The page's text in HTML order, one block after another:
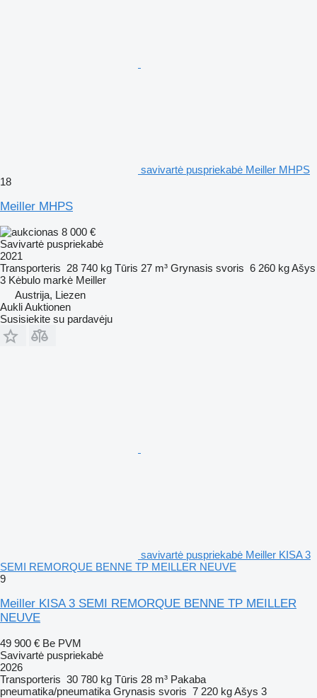
savivartė puspriekabė Meiller MHPS
18
Meiller MHPS
8 000 €
Savivartė puspriekabė
2021
Transporteris 28 740 kg Tūris 27 m³ Grynasis svoris 6 260 kgAšys
3 Kėbulo markė Meiller
Austrija, Liezen
Aukli Auktionen
Susisiekite su pardavėju
savivartė puspriekabė Meiller KISA 3
SEMI REMORQUE BENNE TP MEILLER NEUVE
9
Meiller KISA 3 SEMI REMORQUE BENNE TP MEILLER
NEUVE
49 900 € Be PVM
Savivartė puspriekabė
2026
Transporteris 30 780 kg Tūris 28 m³ Pakaba
pneumatika/pneumatika Grynasis svoris 7 220 kgAšys 3